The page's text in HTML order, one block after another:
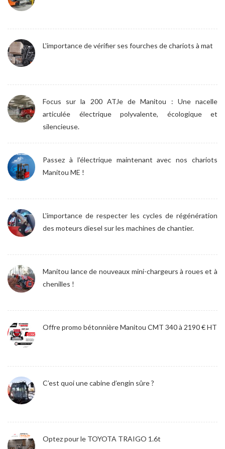
L'importance de vérifier ses fourches de chariots à mat
Focus sur la 200 ATJe de Manitou : Une nacelle
articulée électrique polyvalente, écologique et
silencieuse.
Passez à l'électrique maintenant avec nos chariots
Manitou ME !
L'importance de respecter les cycles de régénération
des moteurs diesel sur les machines de chantier.
Manitou lance de nouveaux mini-chargeurs à roues et à
chenilles !
Offre promo bétonnière Manitou CMT 340 à 2190 € HT
C’est quoi une cabine d’engin sûre ?
Optez pour le TOYOTA TRAIGO 1.6t